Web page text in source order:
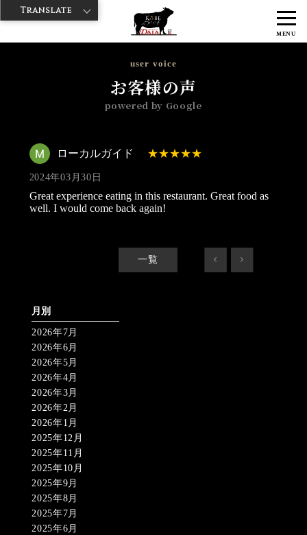
MENU
神戸牛ダイヤ > 神戸牛ダイア 雷門東店
ローカル
user voice
お客様の声
powered by Google
ローカルガイド
2024年03月30日
Great experience eating in this restaurant. Great food as
well. I would come back again!
一覧 < >
月別
2026年7月
2026年6月
2026年5月
2026年4月
2026年3月
2026年2月
2026年1月
2025年12月
2025年11月
2025年10月
2025年9月
2025年8月
2025年7月
2025年6月
Translate